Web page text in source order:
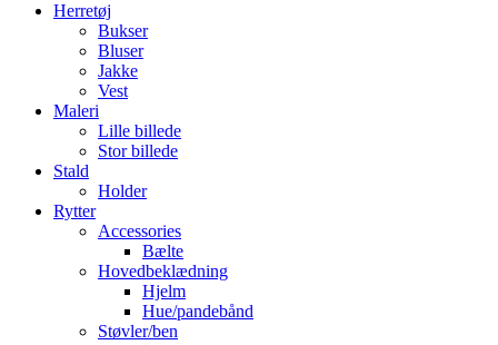
Herretøj
Bukser
Bluser
Jakke
Vest
Maleri
Lille billede
Stor billede
Stald
Holder
Rytter
Accessories
Bælte
Hovedbeklædning
Hjelm
Hue/pandebånd
Støvler/ben